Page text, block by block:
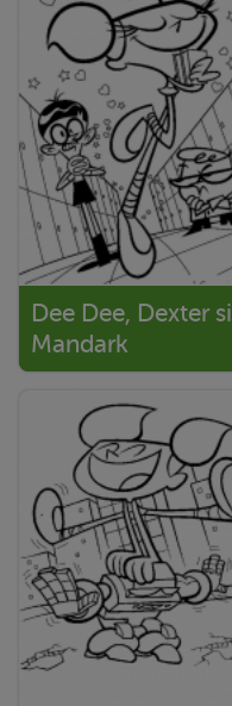
Dee Dee, Dexter si
Mandark